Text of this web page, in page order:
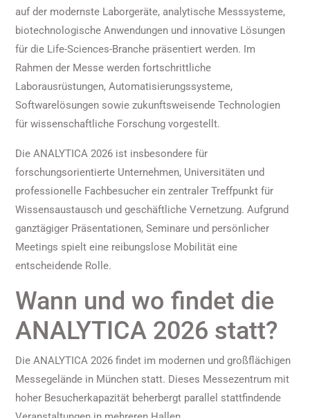
auf der modernste Laborgeräte, analytische Messsysteme,
biotechnologische Anwendungen und innovative Lösungen
für die Life-Sciences-Branche präsentiert werden. Im
Rahmen der Messe werden fortschrittliche
Laborausrüstungen, Automatisierungssysteme,
Softwarelösungen sowie zukunftsweisende Technologien
für wissenschaftliche Forschung vorgestellt.
Die ANALYTICA 2026 ist insbesondere für
forschungsorientierte Unternehmen, Universitäten und
professionelle Fachbesucher ein zentraler Treffpunkt für
Wissensaustausch und geschäftliche Vernetzung. Aufgrund
ganztägiger Präsentationen, Seminare und persönlicher
Meetings spielt eine reibungslose Mobilität eine
entscheidende Rolle.
Wann und wo findet die
ANALYTICA 2026 statt?
Die ANALYTICA 2026 findet im modernen und großflächigen
Messegelände in München statt. Dieses Messezentrum mit
hoher Besucherkapazität beherbergt parallel stattfindende